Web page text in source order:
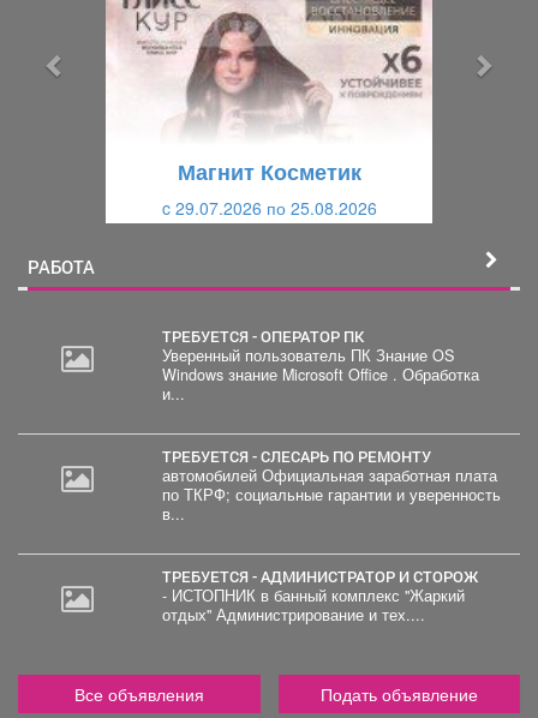
Магнит Косметик
c 29.07.2026 по 25.08.2026
РАБОТА
ТРЕБУЕТСЯ - ОПЕРАТОР ПК
Уверенный пользователь ПК Знание OS
Windows знание Microsoft Office . Обработка
и...
ТРЕБУЕТСЯ - СЛЕСАРЬ ПО РЕМОНТУ
автомобилей Официальная заработная плата
по ТКРФ; социальные гарантии и уверенность
в...
ТРЕБУЕТСЯ - АДМИНИСТРАТОР И СТОРОЖ
- ИСТОПНИК в банный комплекс "Жаркий
отдых" Администрирование и тех....
Все объявления Подать объявление